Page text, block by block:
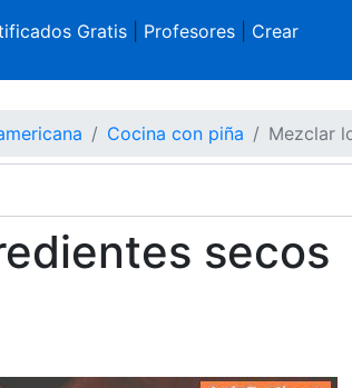
Gratis| Profesores| Crear
Cocina con piña Mezclar
secos